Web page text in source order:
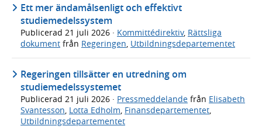
Ett mer ändamålsenligt och effektivt
studiemedelssystem
Publicerad 21 juli 2026 · Kommittédirektiv, Rättsliga
dokument från Regeringen, Utbildningsdepartementet
Regeringen tillsätter en utredning om
studiemedelssystemet
Publicerad 21 juli 2026 · Pressmeddelande från Elisabeth
Svantesson Lotta Edholm Finansdepartementet
Utbildningsdepartementet